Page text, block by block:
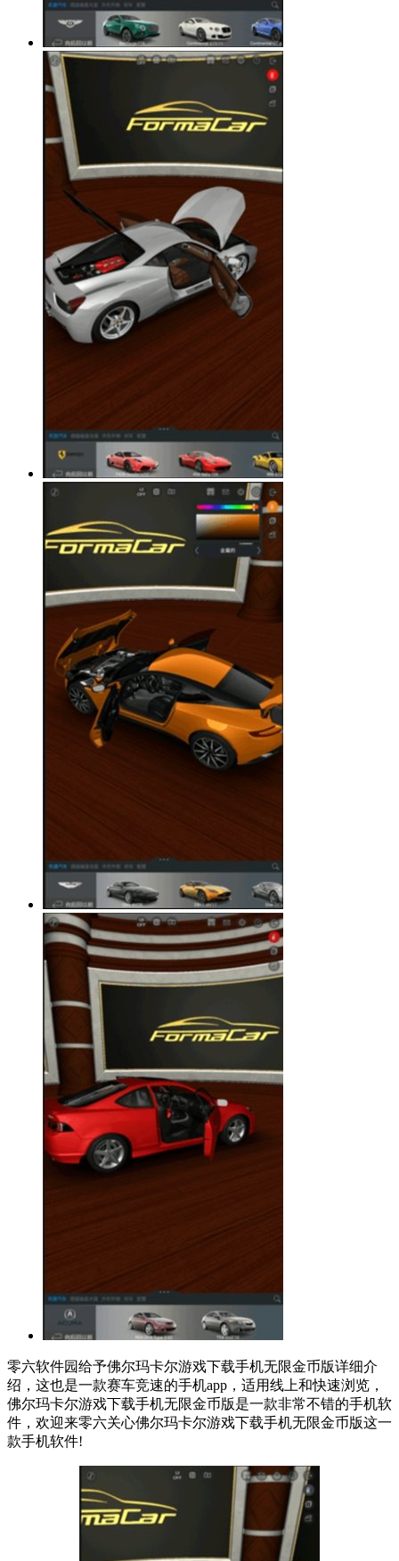
零六软件园给予佛尔玛卡尔游戏下载手机无限金币版详细介
绍，这也是一款赛车竞速的手机app，适用线上和快速浏览，
佛尔玛卡尔游戏下载手机无限金币版是一款非常不错的手机软
件，欢迎来零六关心佛尔玛卡尔游戏下载手机无限金币版这一
款手机软件!